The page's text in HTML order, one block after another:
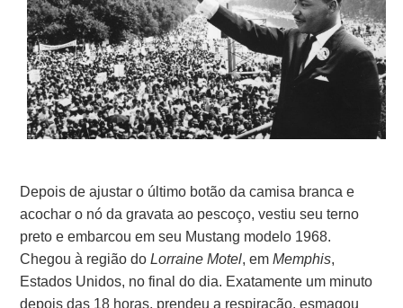
Depois de ajustar o último botão da camisa branca e
acochar o nó da gravata ao pescoço, vestiu seu terno
preto e embarcou em seu Mustang modelo 1968.
Chegou à região doLorraine Motel, emMemphis,
Estados Unidos, no final do dia. Exatamente um minuto
depois das 18 horas, prendeu a respiração, esmagou